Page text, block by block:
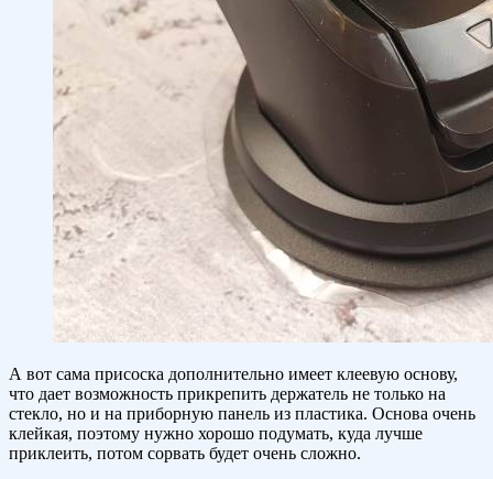
А вот сама присоска дополнительно имеет клеевую основу,
что дает возможность прикрепить держатель не только на
стекло, но и на приборную панель из пластика. Основа очень
клейкая, поэтому нужно хорошо подумать, куда лучше
приклеить, потом сорвать будет очень сложно.